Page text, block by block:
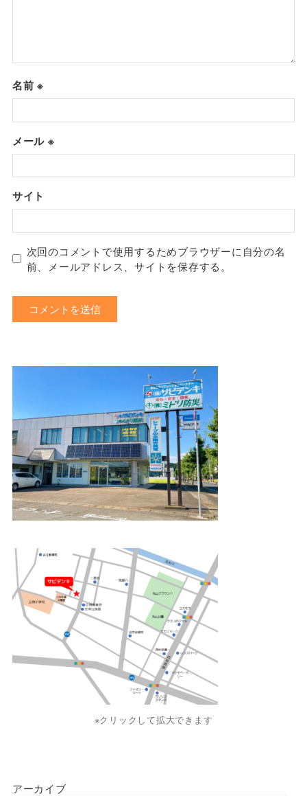
名前※
メール ※
サイト
次回のコメントで使用するためブラウザーに自分の名
前、メールアドレス、サイトを保存する。
※クリックして拡大できます
アーカイブ